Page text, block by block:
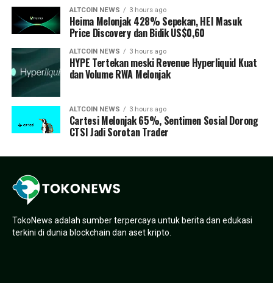
ALTCOIN NEWS 3 hours ago
Heima Melonjak 428% Sepekan, HEI Masuk
Price Discovery dan Bidik US$0,60
ALTCOIN NEWS 3 hours ago
HYPE Tertekan meski Revenue Hyperliquid Kuat
dan Volume RWA Melonjak
ALTCOIN NEWS 3 hours ago
Cartesi Melonjak 65%, Sentimen Sosial Dorong
CTSI Jadi Sorotan Trader
TokoNews adalah sumber terpercaya untuk berita dan edukasi
terkini di dunia blockchain dan aset kripto.